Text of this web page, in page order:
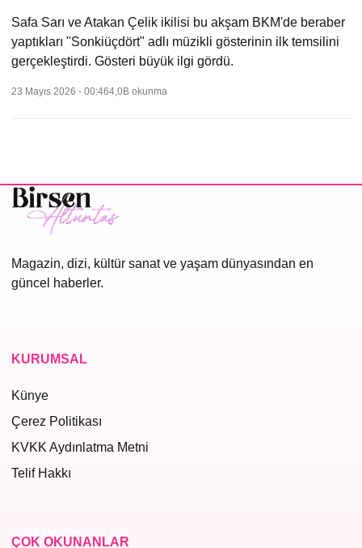
Safa Sarı ve Atakan Çelik ikilisi bu akşam BKM'de beraber
yaptıkları "Sonkiüçdört" adlı müzikli gösterinin ilk temsilini
gerçekleştirdi. Gösteri büyük ilgi gördü.
23 Mayıs 2026 - 00:464,0B okunma
Magazin, dizi, kültür sanat ve yaşam dünyasından en
güncel haberler.
KURUMSAL
Künye
Çerez Politikası
KVKK Aydınlatma Metni
Telif Hakkı
ÇOK OKUNANLAR